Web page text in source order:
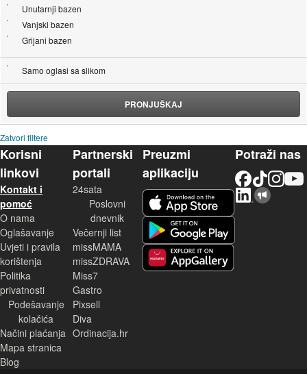
Unutarnji bazen
Vanjski bazen
Grijani bazen
Samo oglasi sa slikom
PRONJUŠKAJ
Zatvori filtere
Korisni
linkovi
Kontakt i
pomoć
O nama
Oglašavanje
Uvjeti i pravila
korištenja
Politika
privatnosti
Podešavanje
kolačića
Načini plaćanja
Mapa stranica
Blog
Partnerski
portali
24sata
Poslovni
dnevnik
Večernji list
missMAMA
missZDRAVA
Miss7
Gastro
Pixsell
Diva
Ordinacija.hr
Preuzmi
aplikaciju
Potraži nas